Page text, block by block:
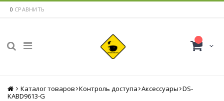
0 СРАВНИТЬ
Главная
Каталог товаров Контроль доступа Аксессуары DS-
KABD9613-G